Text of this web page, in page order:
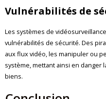
Vulnérabilités de
Les systèmes de
vulnérabilités de sécurité. Des
aux flux vidéo, les manipuler ou
système, mettant ainsi en
biens.